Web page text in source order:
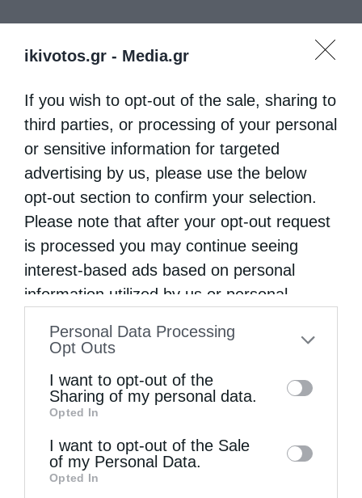
ikivotos.gr - Media.gr
If you wish to opt-out of the sale, sharing to
third parties, or processing of your personal
or sensitive information for targeted
advertising by us, please use the below
opt-out section to confirm your selection.
Please note that after your opt-out request
is processed you may continue seeing
interest-based ads based on personal
information utilized by us or personal
to your opt-out. You may separately opt-out
information by third parties on the IAB’s list
of downstream participants. This
information may also be disclosed by us to
third parties on theIAB’s List of
Downstream Participants
Personal Data Processing
Opt Outs
I want to opt-out of the
Sharing of my personal data.
Opted In
I want to opt-out of the Sale
of my Personal Data.
Opted In